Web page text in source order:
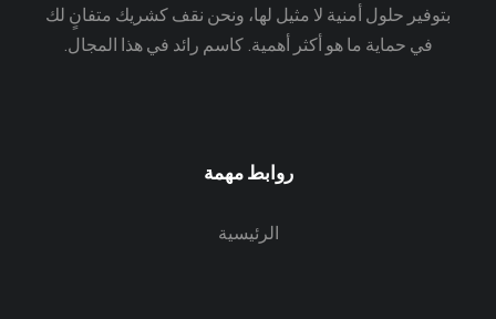
بتوفير حلول أمنية لا مثيل لها، ونحن نقف كشريك متفانٍ لك
في حماية ما هو أكثر أهمية. كاسم رائد في هذا المجال.
روابط مهمة
الرئيسية